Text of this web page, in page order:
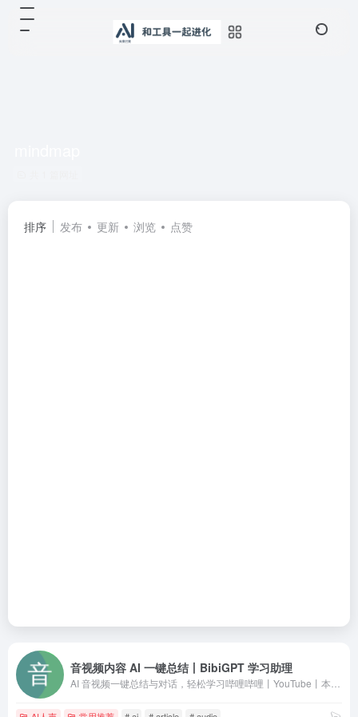
排序 发布 更新 浏览 点赞
音视频内容 AI 一键总结丨BibiGPT 学习助理